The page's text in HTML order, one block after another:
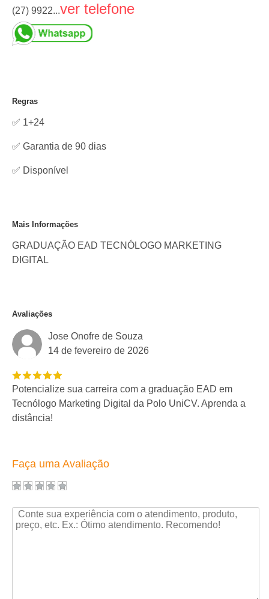
(27) 9922...ver telefone
Regras
✅ 1+24
✅ Garantia de 90 dias
✅ Disponível
Mais Informações
GRADUAÇÃO EAD TECNÓLOGO MARKETING
DIGITAL
Avaliações
Jose Onofre de Souza
14 de fevereiro de 2026
Potencialize sua carreira com a graduação EAD em
Tecnólogo Marketing Digital da Polo UniCV. Aprenda a
distância!
Faça uma Avaliação